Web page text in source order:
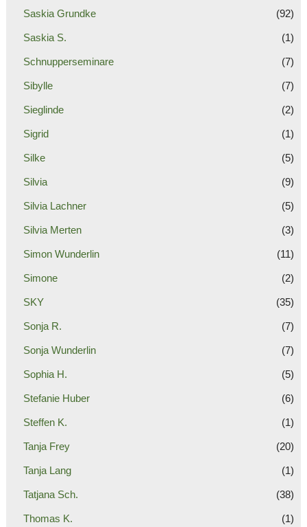
Saskia Grundke (92)
Saskia S. (1)
Schnupperseminare (7)
Sibylle (7)
Sieglinde (2)
Sigrid (1)
Silke (5)
Silvia (9)
Silvia Lachner (5)
Silvia Merten (3)
Simon Wunderlin (11)
Simone (2)
SKY (35)
Sonja R. (7)
Sonja Wunderlin (7)
Sophia H. (5)
Stefanie Huber (6)
Steffen K. (1)
Tanja Frey (20)
Tanja Lang (1)
Tatjana Sch. (38)
Thomas K. (1)